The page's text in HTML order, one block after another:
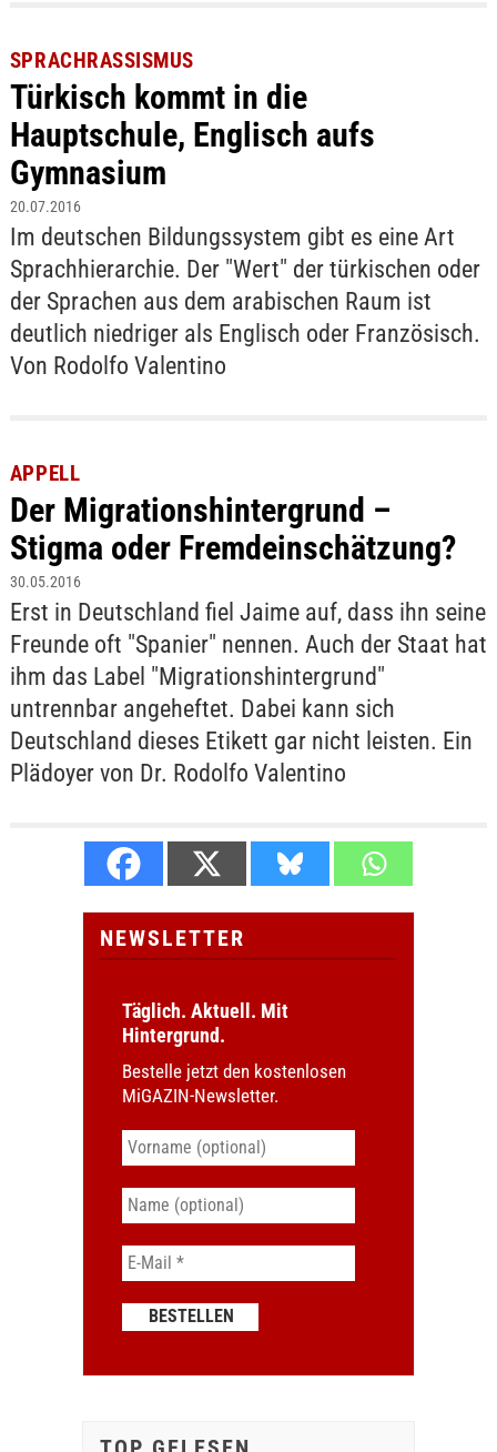
SPRACHRASSISMUS
Türkisch kommt in die
Hauptschule, Englisch aufs
Gymnasium
20.07.2016
Im deutschen Bildungssystem gibt es eine Art
Sprachhierarchie. Der "Wert" der türkischen oder
der Sprachen aus dem arabischen Raum ist
deutlich niedriger als Englisch oder Französisch.
Von Rodolfo Valentino
APPELL
Der Migrationshintergrund –
Stigma oder Fremdeinschätzung?
30.05.2016
Erst in Deutschland fiel Jaime auf, dass ihn seine
Freunde oft "Spanier" nennen. Auch der Staat hat
ihm das Label "Migrationshintergrund"
untrennbar angeheftet. Dabei kann sich
Deutschland dieses Etikett gar nicht leisten. Ein
Plädoyer von Dr. Rodolfo Valentino
NEWSLETTER
Täglich. Aktuell. Mit
Hintergrund.
Bestelle jetzt den kostenlosen
MiGAZIN-Newsletter.